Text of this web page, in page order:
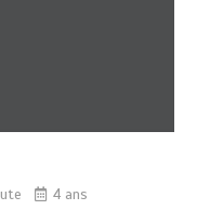
4 ans